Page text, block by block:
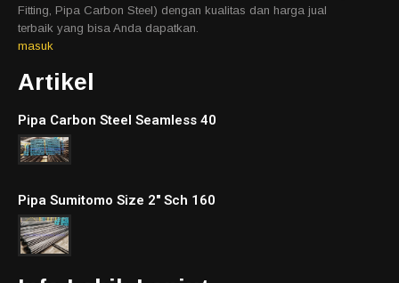
Fitting, Pipa Carbon Steel) dengan kualitas dan harga jual
terbaik yang bisa Anda dapatkan.
masuk
Artikel
Pipa Carbon Steel Seamless 40
Pipa Sumitomo Size 2″ Sch 160